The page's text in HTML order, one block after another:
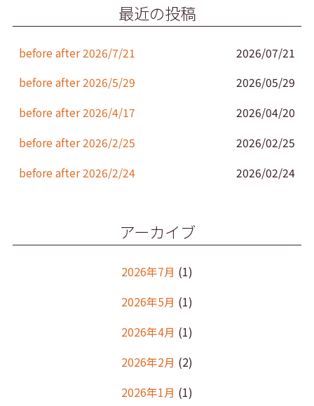
o
k
最近の投稿
before after 2026/7/21
2026/07/21
before after 2026/5/29
2026/05/29
before after 2026/4/17
2026/04/20
before after 2026/2/25
2026/02/25
before after 2026/2/24
2026/02/24
アーカイブ
2026年7月 (1)
2026年5月 (1)
2026年4月 (1)
2026年2月 (2)
2026年1月 (1)